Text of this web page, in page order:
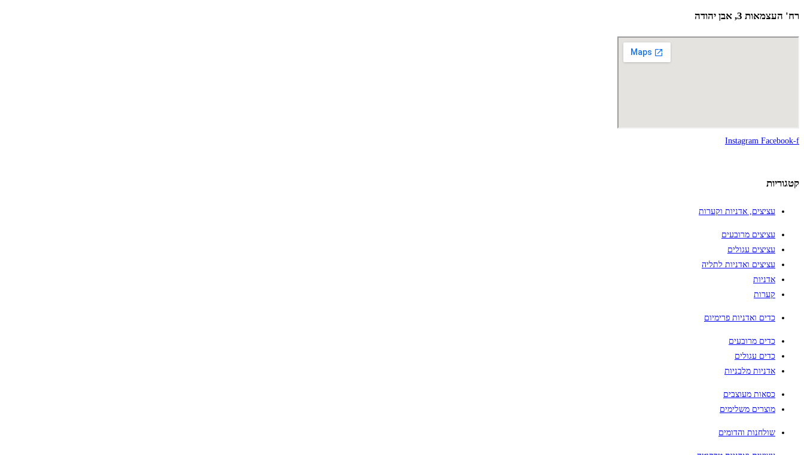
רח' העצמאות 3, אבן יהודה
Instagram Facebook-f
קטגוריות
עציצים, אדניות וקערות
עציצים מרובעים
עציצים עגולים
עציצים ואדניות לתליה
אדניות
קערות
כדים ואדניות פרימיום
כדים מרובעים
כדים עגולים
אדניות מלבניות
כסאות מעוצבים
מוצרים משלימים
שולחנות והדומים